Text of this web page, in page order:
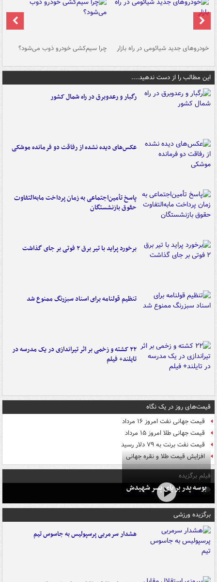
خودروهای جدید شیائومی در راه بازار چرا سیم‌کشی خودرو ذوب می‌شود؟
این مطالب را از دست ندهید....
رگبار و رعدوبرق در راه شمال کشور
عکس‌های دیده نشده از رفاقت دو فرمانده‌ موشکی
پاسخ تأمین‌اجتماعی به زمان پرداخت مابه‌التفاوت
حقوق بازنشستگان
برخورد پراید با تیر برق ۲ فوتی بر جای گذاشت
تنظیم قولنامه برای اسناد سبزرنگ ممنوع شد
۲۲ کشته و زخمی بر اثر تیراندازی در یک مدرسه در
تایلند+ فیلم
قیمت‌های روز در یک نگاه
قیمت جهانی نفت امروز ۱۶ مرداد
قیمت جهانی طلا امروز ۱۵ مرداد
قیمت نفت برنت به ۷۹ دلار رسید
افزایش قیمت طلا و نقره جهانی
فیلم برگزیده
بوسه‌ پدر بر پای پسر شهیدش
برگزیده ورزشی
هشدار سرمربی پرسپولیس به جاسوس تیم